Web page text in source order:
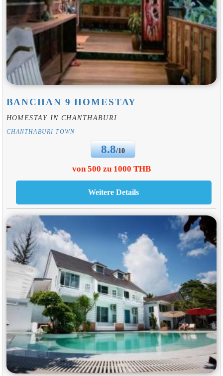
BANCHAN 9 HOMESTAY
HOMESTAY IN CHANTHABURI
CHANTHABURI TOWN
8.8/10
von 500 zu 1000 THB